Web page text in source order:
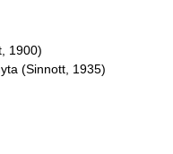
1900)
(Sinnott, 1935)